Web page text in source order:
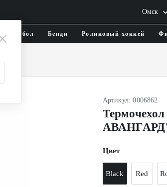
Омск
Флорбол Бенди Роликовый хоккей
Артикул: 0006862
Цвет
Black Red